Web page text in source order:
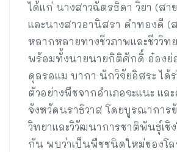
ได้แก่ นางสาวฉัตรธิดา วิยา (สา
และนางสาวอานิสรา ดำทองดี (ส
หลากหลายทางชีวภาพและชีววิท
พร้อมทั้งนายนายกิติศักดิ์ อ๋องย่
ดุลรอแม บากา นักวิจัยอิสระ ได้
ตัวอย่างพืชจากอำเภอจะแนะ แล
จังหวัดนราธิวาส โดยบูรณากา
วิทยาและวิวัฒนาการชาติพันธุ์เชิง
กัน พบว่าเป็นพืชชนิดใหม่ของโ